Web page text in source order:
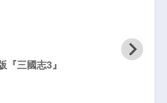
『三國志3』